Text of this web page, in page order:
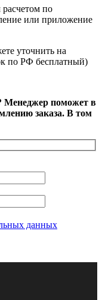
по
или приложение
уточнить на
по РФ бесплатный)
Менеджер поможет в
заказа. В том
данных